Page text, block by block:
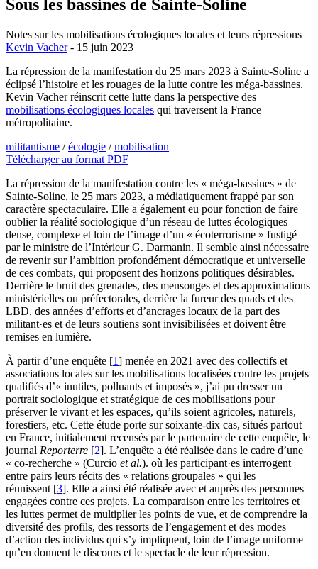
Sous les bassines de Sainte-Soline
Notes sur les mobilisations écologiques locales et leurs répressions
Kevin Vacher- 15 juin 2023
La répression de la manifestation du 25 mars 2023 à Sainte-Soline a
éclipsé l’histoire et les rouages de la lutte contre les méga-bassines.
Kevin Vacher réinscrit cette lutte dans la perspective des
mobilisations écologiques locales qui traversent la France
métropolitaine.
militantisme /écologie /mobilisation
Télécharger au format PDF
La répression de la manifestation contre les « méga-bassines » de
Sainte-Soline, le 25 mars 2023, a médiatiquement frappé par son
caractère spectaculaire. Elle a également eu pour fonction de faire
oublier la réalité sociologique d’un réseau de luttes écologiques
dense, complexe et loin de l’image d’un « écoterrorisme » fustigé
par le ministre de l’Intérieur G. Darmanin. Il semble ainsi nécessaire
de revenir sur l’ambition profondément démocratique et universelle
de ces combats, qui proposent des horizons politiques désirables.
Derrière le bruit des grenades, des mensonges et des approximations
ministérielles ou préfectorales, derrière la fureur des quads et des
LBD, des années d’efforts et d’ancrages locaux de la part des
militant·es et de leurs soutiens sont invisibilisées et doivent être
remises en lumière.
À partir d’une enquête [1] menée en 2021 avec des collectifs et
associations locales sur les mobilisations localisées contre les projets
qualifiés d’« inutiles, polluants et imposés », j’ai pu dresser un
portrait sociologique et stratégique de ces mobilisations pour
préserver le vivant et les espaces, qu’ils soient agricoles, naturels,
forestiers, etc. Cette étude porte sur soixante-dix cas, situés partout
en France, initialement recensés par le partenaire de cette enquête, le
journal Reporterre [2]. L’enquête a été réalisée dans le cadre d’une
« co-recherche » (Curcio et al.). où les participant·es interrogent
entre pairs leurs récits des « relations groupales » qui les
réunissent [3]. Elle a ainsi été réalisée avec et auprès des personnes
engagées contre ces projets. La comparaison entre les territoires et
les luttes permet de multiplier les points de vue, et de comprendre la
diversité des profils, des ressorts de l’engagement et des modes
d’action des individus qui s’y impliquent, loin de l’image uniforme
qu’en donnent le discours et le spectacle de leur répression.